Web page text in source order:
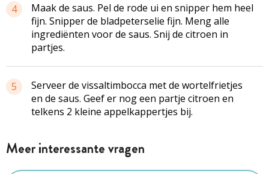
4
Maak de saus. Pel de rode ui en snipper hem heel
fijn. Snipper de bladpeterselie fijn. Meng alle
ingrediënten voor de saus. Snij de citroen in
partjes.
5
Serveer de vissaltimbocca met de wortelfrietjes
en de saus. Geef er nog een partje citroen en
telkens 2 kleine appelkappertjes bij.
Meer interessante vragen